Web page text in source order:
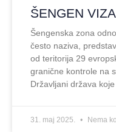
ŠENGEN VIZA
Šengenska zona
često naziva,
od teritorija 29
granične kontrole na
Državljani država koje
31. maj 2025. Nema